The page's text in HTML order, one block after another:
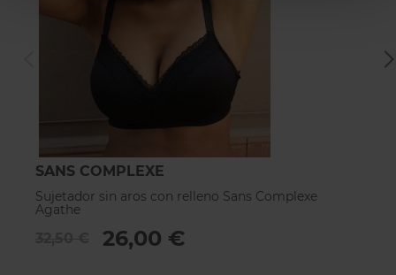
SANS COMPLEXE
Sujetador sin aros con relleno Sans Complexe
Agathe
26,00 €